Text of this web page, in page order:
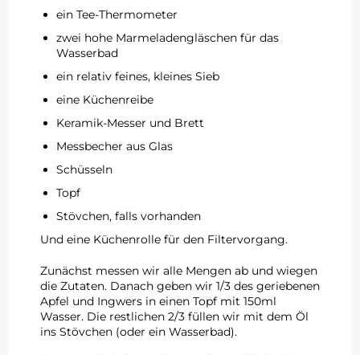
ein Tee-Thermometer
zwei hohe Marmeladengläschen für das
Wasserbad
ein relativ feines, kleines Sieb
eine Küchenreibe
Keramik-Messer und Brett
Messbecher aus Glas
Schüsseln
Topf
Stövchen, falls vorhanden
Und eine Küchenrolle für den Filtervorgang.
Zunächst messen wir alle Mengen ab und wiegen
die Zutaten. Danach geben wir 1/3 des geriebenen
Apfel und Ingwers in einen Topf mit 150ml
Wasser. Die restlichen 2/3 füllen wir mit dem Öl
ins Stövchen (oder ein Wasserbad).